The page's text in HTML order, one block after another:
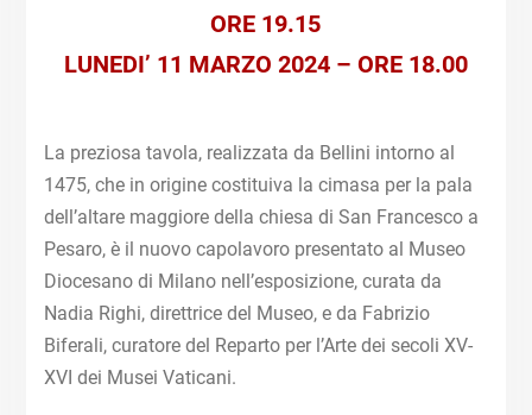
ORE 19.15
LUNEDI’ 11 MARZO 2024 – ORE 18.00
La preziosa tavola, realizzata da Bellini intorno al
1475, che in origine costituiva la cimasa per la pala
dell’altare maggiore della chiesa di San Francesco a
Pesaro, è il nuovo capolavoro presentato al Museo
Diocesano di Milano nell’esposizione, curata da
Nadia Righi, direttrice del Museo, e da Fabrizio
Biferali, curatore del Reparto per l’Arte dei secoli XV-
XVI dei Musei Vaticani.